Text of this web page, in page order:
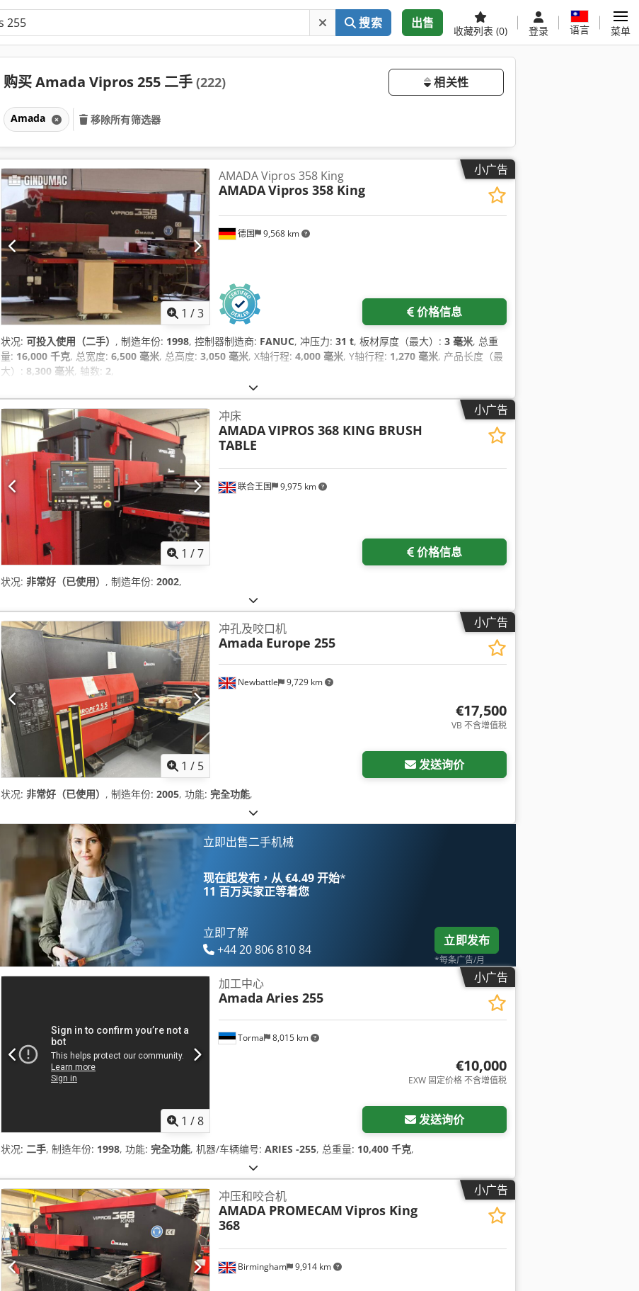
搜索 出售
收藏列表 (0) 登录 语言 菜单
购买 Amada Vipros 255 二手 (222) 相关性
Amada 移除所有筛选器
小广告
1 /3
德国 9,568 km
AMADA Vipros 358 King
AMADAVipros 358 King
价格信息
状况: 可投入使用（二手） , 制造年份: 1998, 控制器制造商: FANUC, 冲压力: 31 t, 板材厚度（最大）: 3 毫米, 总重
量: 16,000 千克, 总宽度: 6,500 毫米, 总高度: 3,050 毫米, X轴行程: 4,000 毫米, Y轴行程: 1,270 毫米, 产品长度（最
大）: 8,300 毫米, 轴数: 2,
小广告
1 /7
联合王国 9,975 km
冲床
AMADAVIPROS 368 KING BRUSH
TABLE
价格信息
状况: 非常好（已使用） , 制造年份: 2002,
小广告
1 / 5
Newbattle 9,729 km
冲孔及咬口机
Amada Europe 255
€17,500
VB 不含增值税
发送询价
状况: 非常好（已使用） , 制造年份: 2005, 功能: 完全功能,
立即出售二手机械
现在起发布，从 €4.49 开始*
11 百万买家正等着您
立即了解
+44 20 806 810 84
立即发布
*每条广告/月
小广告
1 /8
Torma 8,015 km
加工中心
Amada Aries 255
€10,000
EXW 固定价格 不含增值税
发送询价
状况: 二手, 制造年份: 1998, 功能: 完全功能, 机器/车辆编号: ARIES -255, 总重量: 10,400 千克,
小广告
Birmingham 9,914 km
冲压和咬合机
AMADA PROMECAM Vipros King
368